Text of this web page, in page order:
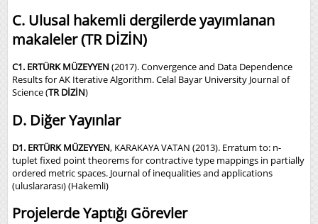
C. Ulusal hakemli dergilerde yayımlanan
makaleler (TR DİZİN)
C1. ERTÜRK MÜZEYYEN (2017). Convergence and Data Dependence
Results for AK Iterative Algorithm. Celal Bayar University Journal of
Science (TR DİZİN)
D. Diğer Yayınlar
D1. ERTÜRK MÜZEYYEN, KARAKAYA VATAN (2013). Erratum to: n-
tuplet fixed point theorems for contractive type mappings in partially
ordered metric spaces. Journal of inequalities and applications
(uluslararası) (Hakemli)
Projelerde Yaptığı Görevler